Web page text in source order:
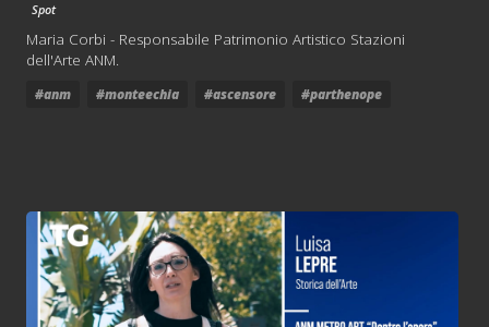
Spot
Maria Corbi - Responsabile Patrimonio Artistico Stazioni
dell'Arte ANM.
#anm #monteechia #ascensore #parthenope